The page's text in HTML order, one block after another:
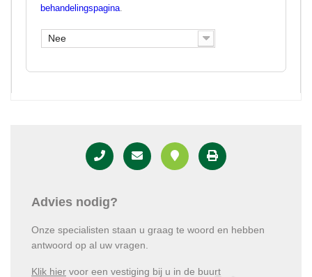
behandelingspagina
Nee
Advies nodig?
Onze specialisten staan u graag te woord en hebben
antwoord op al uw vragen.
Klik hier voor een vestiging bij u in de buurt